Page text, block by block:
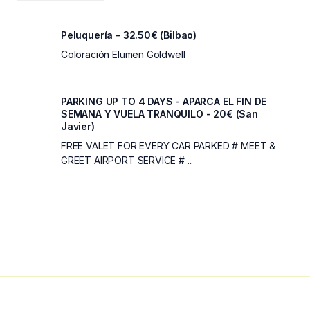
Peluquería - 32.50€ (Bilbao)
Coloración Elumen Goldwell
PARKING UP TO 4 DAYS - APARCA EL FIN DE
SEMANA Y VUELA TRANQUILO - 20€ (San
Javier)
FREE VALET FOR EVERY CAR PARKED # MEET &
GREET AIRPORT SERVICE # ...